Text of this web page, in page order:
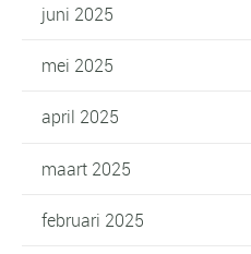
juni 2025
mei 2025
april 2025
maart 2025
februari 2025